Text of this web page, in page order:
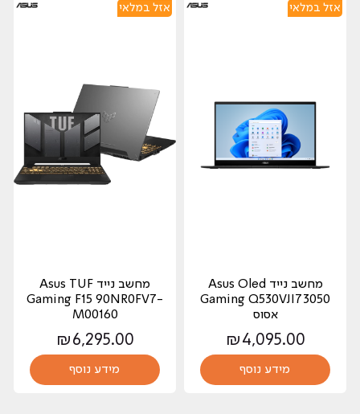
אזל במלאי
מחשב נייד Asus Oled
Gaming Q530VJI73050
אסוס
₪ 4,095.00
מידע נוסף
אזל במלאי
מחשב נייד Asus TUF
Gaming F15 90NR0FV7-
M00160
₪ 6,295.00
מידע נוסף